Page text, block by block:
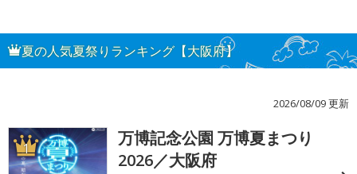
夏の人気夏祭りランキング【大阪府】
2026/08/09 更新
1
万博記念公園 万博夏まつり
2026／大阪府